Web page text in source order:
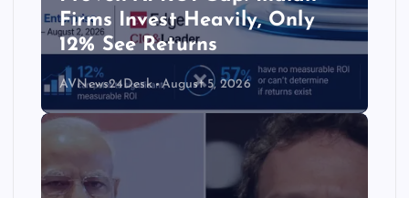
Firms Invest Heavily, Only
12% See Returns
AVNews24Desk August 5, 2026